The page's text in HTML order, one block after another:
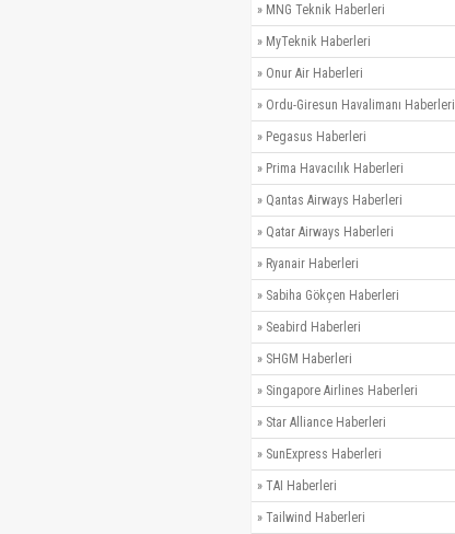
» MNG Teknik Haberleri
» MyTeknik Haberleri
» Onur Air Haberleri
» Ordu-Giresun Havalimanı Haberleri
» Pegasus Haberleri
» Prima Havacılık Haberleri
» Qantas Airways Haberleri
» Qatar Airways Haberleri
» Ryanair Haberleri
» Sabiha Gökçen Haberleri
» Seabird Haberleri
» SHGM Haberleri
» Singapore Airlines Haberleri
» Star Alliance Haberleri
» SunExpress Haberleri
» TAI Haberleri
» Tailwind Haberleri